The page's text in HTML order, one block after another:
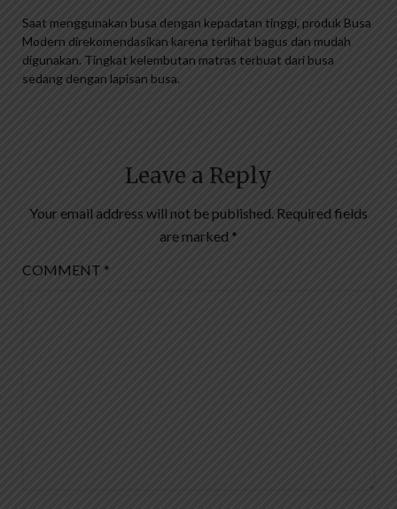
Saat menggunakan busa dengan kepadatan tinggi, produk Busa
Modern direkomendasikan karena terlihat bagus dan mudah
digunakan. Tingkat kelembutan matras terbuat dari busa
sedang dengan lapisan busa.
Leave a Reply
Your email address will not be published. Required fields
are marked *
COMMENT *